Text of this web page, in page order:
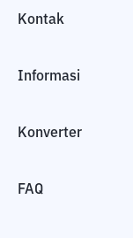
Kontak
Informasi
Konverter
FAQ